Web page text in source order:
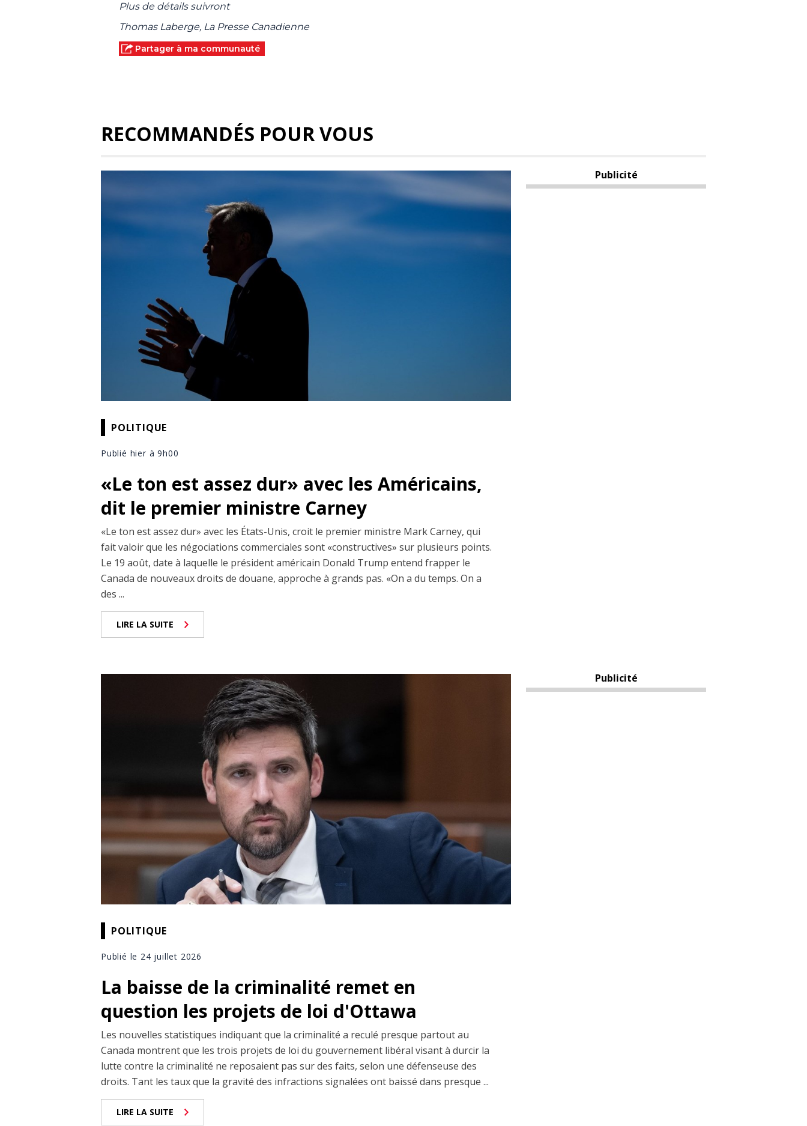
Plus de détails suivront
Thomas Laberge, La Presse Canadienne
Partager à ma communauté
RECOMMANDÉS POUR VOUS
POLITIQUE
Publié hier à 9h00
«Le ton est assez dur» avec les Américains,
dit le premier ministre Carney
«Le ton est assez dur» avec les États-Unis, croit le premier ministre Mark Carney, qui
fait valoir que les négociations commerciales sont «constructives» sur plusieurs points.
Le 19 août, date à laquelle le président américain Donald Trump entend frapper le
Canada de nouveaux droits de douane, approche à grands pas. «On a du temps. On a
des ...
LIRE LA SUITE
Publicité
POLITIQUE
Publié le 24 juillet 2026
La baisse de la criminalité remet en
question les projets de loi d'Ottawa
Les nouvelles statistiques indiquant que la criminalité a reculé presque partout au
Canada montrent que les trois projets de loi du gouvernement libéral visant à durcir la
lutte contre la criminalité ne reposaient pas sur des faits, selon une défenseuse des
droits. Tant les taux que la gravité des infractions signalées ont baissé dans presque ...
LIRE LA SUITE
Publicité